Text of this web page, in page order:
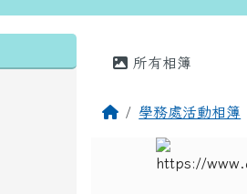
容 主內容區域
所有相簿
回首頁學務處活動相簿